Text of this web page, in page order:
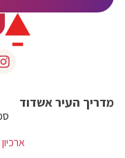
מדריך העיר אשדוד